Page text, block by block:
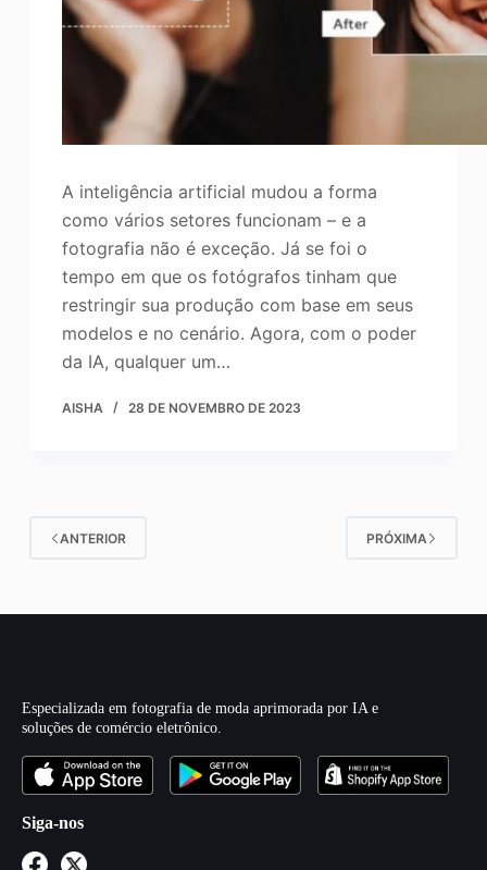
A inteligência artificial mudou a forma
como vários setores funcionam – e a
fotografia não é exceção. Já se foi o
tempo em que os fotógrafos tinham que
restringir sua produção com base em seus
modelos e no cenário. Agora, com o poder
da IA, qualquer um…
AISHA 28 DE NOVEMBRO DE 2023
ANTERIOR PRÓXIMA
Especializada em fotografia de moda aprimorada por IA e
soluções de comércio eletrônico.
Siga-nos